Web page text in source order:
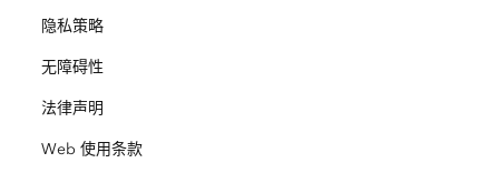
Esri Store
ArcNews
ArcWatch
Esri Press
开放视野
业务行为准则
保护
教育
隐私策略
无障碍性
法律声明
Web 使用条款